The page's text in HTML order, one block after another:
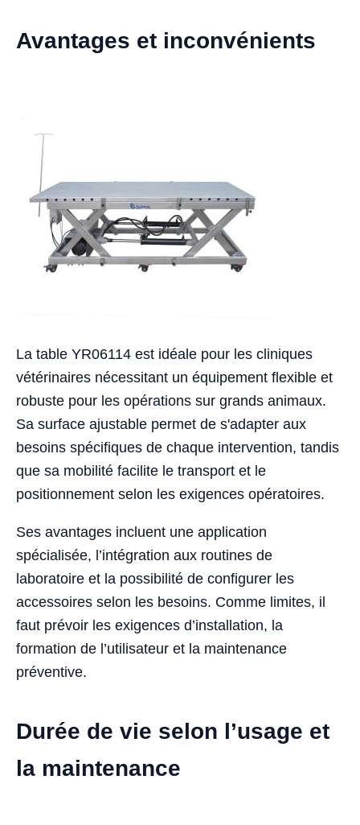
Avantages et inconvénients
La table YR06114 est idéale pour les cliniques
vétérinaires nécessitant un équipement flexible et
robuste pour les opérations sur grands animaux.
Sa surface ajustable permet de s'adapter aux
besoins spécifiques de chaque intervention, tandis
que sa mobilité facilite le transport et le
positionnement selon les exigences opératoires.
Ses avantages incluent une application
spécialisée, l’intégration aux routines de
laboratoire et la possibilité de configurer les
accessoires selon les besoins. Comme limites, il
faut prévoir les exigences d’installation, la
formation de l’utilisateur et la maintenance
préventive.
Durée de vie selon l’usage et
la maintenance